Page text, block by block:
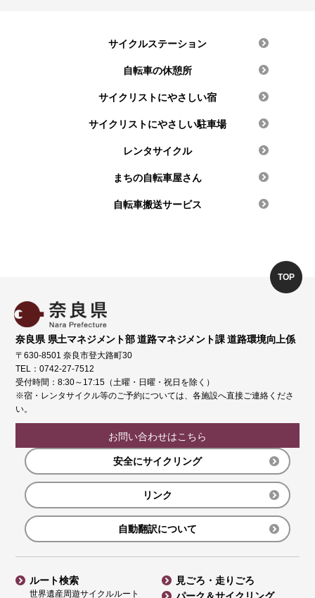
サイクルステーション
自転車の休憩所
サイクリストにやさしい宿
サイクリストにやさしい駐車場
レンタサイクル
まちの自転車屋さん
自転車搬送サービス
奈良県 県土マネジメント部 道路マネジメント課 道路環境向上係
〒630-8501 奈良市登大路町30
TEL：0742-27-7512
受付時間：8:30～17:15（土曜・日曜・祝日を除く）
※宿・レンタサイクル等のご予約については、各施設へ直接ご連絡くださ
い。
お問い合わせはこちら
安全にサイクリング
リンク
自動翻訳について
ルート検索
世界遺産周遊サイクルルート
見ごろ・走りごろ
TOP